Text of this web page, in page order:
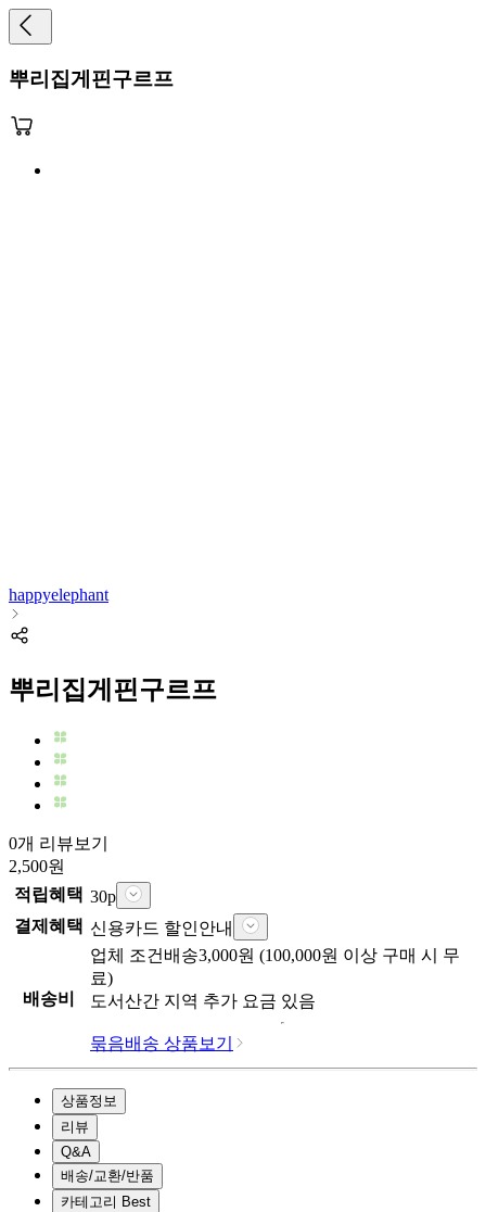
뿌리집게핀구르프
happyelephant
뿌리집게핀구르프
0개 리뷰보기
2,500원
적립혜택 30p
결제혜택 신용카드 할인안내
배송비
업체 조건배송3,000원 (100,000원 이상 구매 시 무
료)
도서산간 지역 추가 요금 있음
묶음배송 상품보기
상품정보
리뷰
Q&A
배송/교환/반품
카테고리 Best